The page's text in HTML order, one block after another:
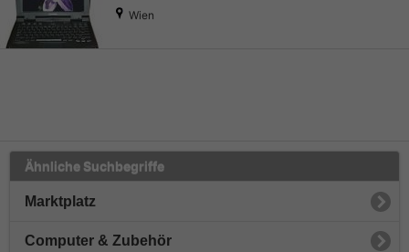
Wien
Ähnliche Suchbegriffe
Marktplatz
Computer & Zubehör